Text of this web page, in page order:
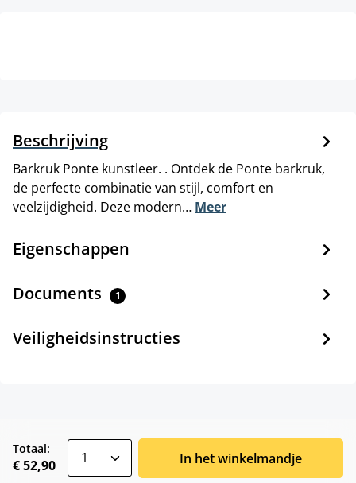
Beschrijving
Barkruk Ponte kunstleer. . Ontdek de Ponte barkruk,
de perfecte combinatie van stijl, comfort en
veelzijdigheid. Deze modern… Meer
Eigenschappen
Documents 1
Veiligheidsinstructies
Totaal:
€ 52,90 In het winkelmandje